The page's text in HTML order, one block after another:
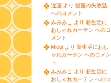
近藤 より 寝室の失敗話
へのコメント
みみみこ より 新生活に
おしゃれカーテン へのコ
メント
Micul より 新生活におし
ゃれカーテン へのコメン
ト
みみみこ より 新生活に
おしゃれカーテン へのコ